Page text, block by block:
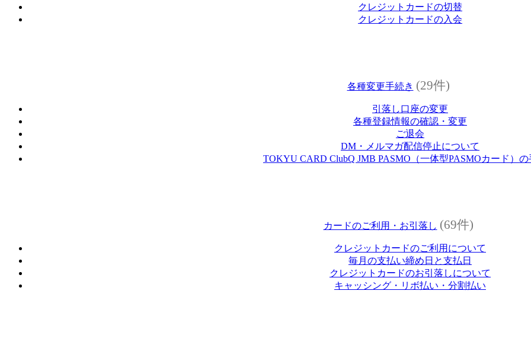
クレジットカードの切替
クレジットカードの入会
各種変更手続き (29件)
引落し口座の変更
各種登録情報の確認・変更
ご退会
DM・メルマガ配信停止について
TOKYU CARD ClubQ JMB PASMO（一体型PASMOカード）
カードのご利用・お引落し (69件)
クレジットカードのご利用について
毎月の支払い締め日と支払日
クレジットカードのお引落しについて
キャッシング・リボ払い・分割払い